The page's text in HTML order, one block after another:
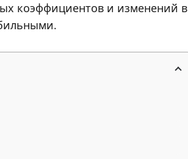
коэффициентов и изменений в